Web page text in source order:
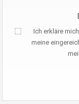
Ich erkläre
meine